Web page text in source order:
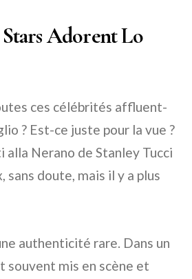
Adorent Lo
ces célébrités affluent-
? Est-ce juste pour la vue ?
alla Nerano de Stanley Tucci
sans doute, mais il y a plus
authenticité rare. Dans un
souvent mis en scène et